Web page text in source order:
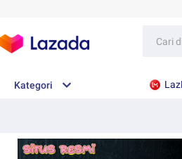
Kategori